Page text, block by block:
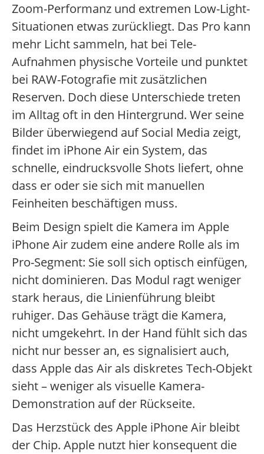
Zoom-Performanz und extremen Low-Light-
Situationen etwas zurückliegt. Das Pro kann
mehr Licht sammeln, hat bei Tele-
Aufnahmen physische Vorteile und punktet
bei RAW-Fotografie mit zusätzlichen
Reserven. Doch diese Unterschiede treten
im Alltag oft in den Hintergrund. Wer seine
Bilder überwiegend auf Social Media zeigt,
findet im iPhone Air ein System, das
schnelle, eindrucksvolle Shots liefert, ohne
dass er oder sie sich mit manuellen
Feinheiten beschäftigen muss.
Beim Design spielt die Kamera im Apple
iPhone Air zudem eine andere Rolle als im
Pro-Segment: Sie soll sich optisch einfügen,
nicht dominieren. Das Modul ragt weniger
stark heraus, die Linienführung bleibt
ruhiger. Das Gehäuse trägt die Kamera,
nicht umgekehrt. In der Hand fühlt sich das
nicht nur besser an, es signalisiert auch,
dass Apple das Air als diskretes Tech-Objekt
sieht – weniger als visuelle Kamera-
Demonstration auf der Rückseite.
Das Herzstück des Apple iPhone Air bleibt
der Chip. Apple nutzt hier konsequent die